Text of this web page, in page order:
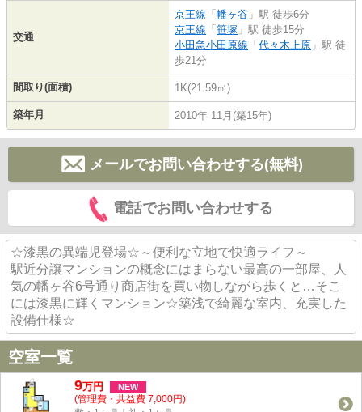
交通
京王線 「 幡ヶ谷 」駅 徒歩6分
京王線 「 笹塚 」駅 徒歩15分
小田急小田原線 「 代々木上原 」駅 徒
歩21分
間取り(面積) 1K(21.59㎡)
築年月 2010年 11月(築15年)
メールでお問い合わせする(無料)
電話でお問い合わせする
☆漆黒の異端児登場☆～便利な立地で快適ライフ～
駅近分譲マンションの概念にはまらない最高の一部屋、人
気の幡ヶ谷6号通り商店街を買い物しながら歩くと…そこ
には漆黒に輝くマンション☆築浅で綺麗な室内、充実した
設備仕様☆
空室一覧
9万円 NEW
(管理費・共益費 7,000円)